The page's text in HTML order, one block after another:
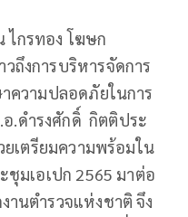
ไกรทอง โฆษก
ถึงการบริหารจัดการ
ความปลอดภัยในการ
อ.ดำรงศักดิ์ กิตติประ
เตรียมความพร้อมใน
มเอเปก 2565 มาต่อ
านตำรวจแห่งชาติ จึง